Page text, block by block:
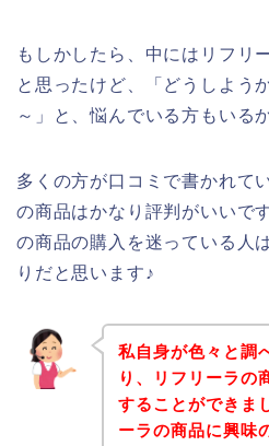
もしかしたら、中にはリフリ
と思ったけど、「どうしよう
～」と、悩んでいる方もいる
多くの方が口コミで書かれて
の商品はかなり評判がいいで
の商品の購入を迷っている人
りだと思います♪
私自身が色々と調
り、リフリーラの
することができま
ーラの商品に興味